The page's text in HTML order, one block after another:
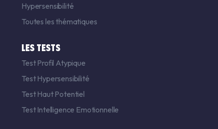
Hypersensibilité
Toutes les thématiques
LES TESTS
Test Profil Atypique
Test Hypersensibilité
Test Haut Potentiel
Test Intelligence Emotionnelle